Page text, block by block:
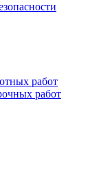
работ
работ